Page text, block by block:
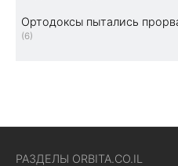
Ортодоксы пытались
(6)
РАЗДЕЛЫ ORBITA.CO.IL